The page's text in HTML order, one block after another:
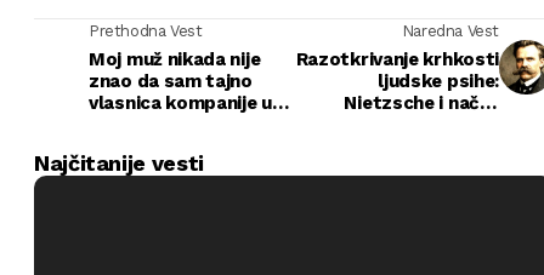
Prethodna Vest
Moj muž nikada nije
znao da sam tajno
vlasnica kompanije u
„neobrazovana“
Naredna Vest
Razotkrivanje krhkosti
ljudske psihe:
Nietzsche i načini
Najčitanije vesti